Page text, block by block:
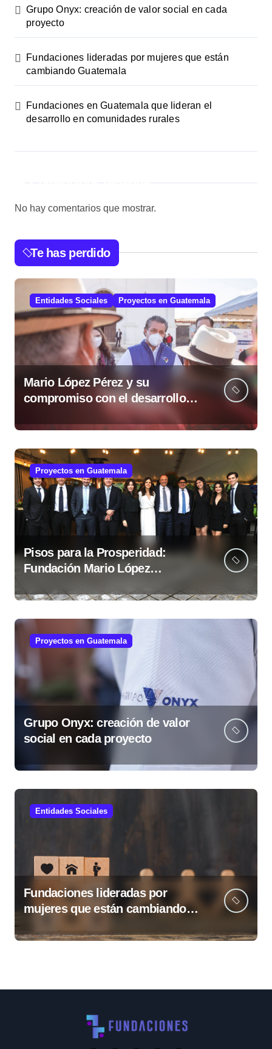
e
n
t
r
a
Grupo Onyx: creación de valor social en cada
proyecto
Fundaciones lideradas por mujeres que están
cambiando Guatemala
Fundaciones en Guatemala que lideran el
desarrollo en comunidades rurales
No hay comentarios que mostrar.
Te has perdido
Entidades Sociales Proyectos en Guatemala
Mario López Pérez y su
compromiso con el desarrollo
social desde la Fundación Mario
López Estrada
Proyectos en Guatemala
Pisos para la Prosperidad:
Fundación Mario López
guatemaltecas
Proyectos en Guatemala
Grupo Onyx: creación de valor
social en cada proyecto
Entidades Sociales
Fundaciones lideradas por
mujeres que están cambiando
Guatemala